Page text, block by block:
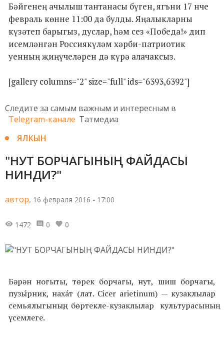
Бәйгенең ачылыш тантанасы бүген, ягъни 17 нче
февраль көнне 11:00 да булды. Яңалыкларны
күзәтеп барыгыз, дуслар, һәм сез «Победа!» дип
исемләнгән Россиякүләм хәрби-патриотик
уенның җиңүчеләрен дә күрә алачаксыз.
[gallery columns="2" size="full" ids="6393,6392"]
Следите за самым важным и интересным в
Telegram-канале Татмедиа
ЯЛКЫН
"НУТ БОРЧАГЫНЫҢ ФАЙДАСЫ
НИНДИ?"
автор, 16 февраля 2016 - 17:00
1472 0 0
Бәрән ногыты, төрек борчагы, нут, шиш борчагы,
пузы́рник, наха́т (лат. Cicer arietinum) — кузаклылар
семьялыгының, бөртекле-кузаклылар культурасының
үсемлеге.